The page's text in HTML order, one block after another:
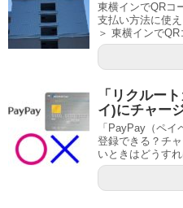
東横インでQRコ
支払い方法に使
＞ 東横インで
「リクルー
イ)にチャー
「PayPay（ペ
登録できる？チ
いときはどうす